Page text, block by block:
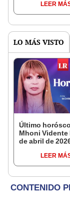
con la IA en EE.
LEER
LO MÁS VISTO
Último
Mhoni Vidente
de abril de
signo y
espera un día
LEER